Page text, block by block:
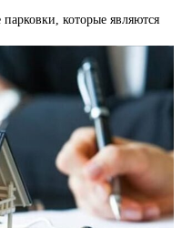
которые являются